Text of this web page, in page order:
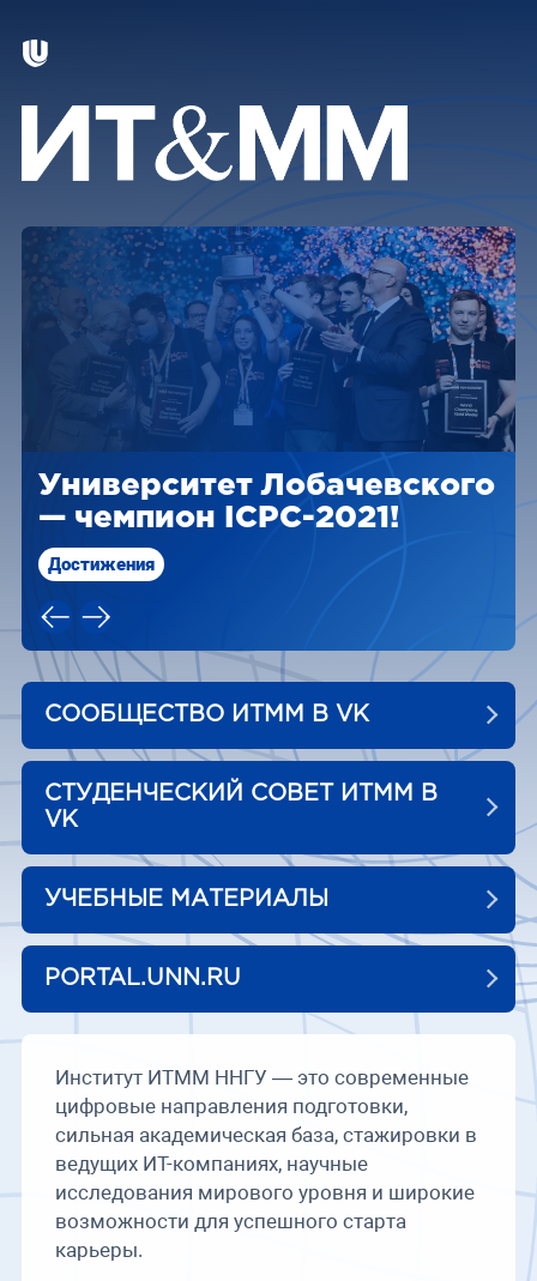
Университет Лобачевского
— чемпион ICPC-2021!
Достижения
СООБЩЕСТВО ИТММ В VK
СТУДЕНЧЕСКИЙ СОВЕТ ИТММ В
VK
УЧЕБНЫЕ МАТЕРИАЛЫ
PORTAL.UNN.RU
Институт ИТММ ННГУ — это современные
цифровые направления подготовки,
сильная академическая база, стажировки в
ведущих ИТ-компаниях, научные
исследования мирового уровня и широкие
возможности для успешного старта
карьеры.